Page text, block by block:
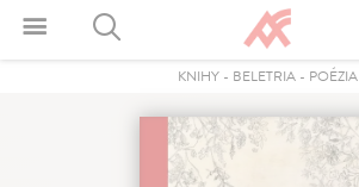
KNIHY- BELETRIA- POÉZIA